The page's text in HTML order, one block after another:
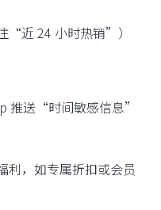
“近 24 小时热销”）
推送“时间敏感信息”
利，如专属折扣或会员